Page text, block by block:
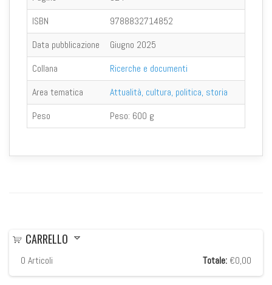
ISBN
9788832714852
Data pubblicazione
Giugno 2025
Collana
Ricerche e documenti
Area tematica
Attualità, cultura, politica, storia
Peso
Peso: 600 g
CARRELLO
0 Articoli Totale: €0,00